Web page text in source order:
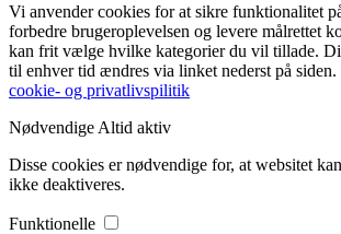
Vi anvender cookies for at sikre funktionalitet
forbedre brugeroplevelsen og levere målrettet
kan frit vælge hvilke kategorier du vil tillade.
til enhver tid ændres via linket nederst på siden.
cookie- og privatlivspilitik
Nødvendige Altid aktiv
Disse cookies er nødvendige for, at websitet
ikke deaktiveres.
Funktionelle